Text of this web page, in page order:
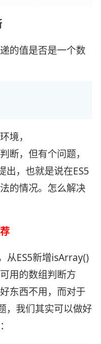
的值是否是一个数
境，
断，但有个问题，
出，也就是说在ES5
的情况。怎么解决
从ES5新增isArray()
用的数组判断方
东西不用，而对于
，我们其实可以做好